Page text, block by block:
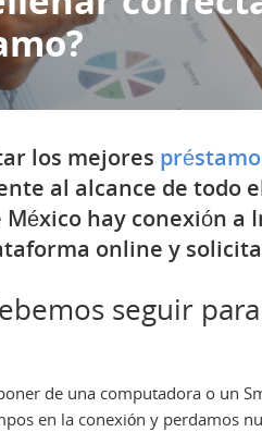
los mejores
al alcance de todo
México hay conexión
online y
seguir
de una computadora o un
en la conexión y perdamos